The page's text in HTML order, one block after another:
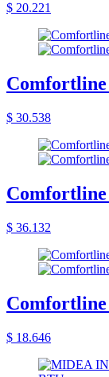
$ 20.221
$ 30.538
$ 36.132
$ 18.646